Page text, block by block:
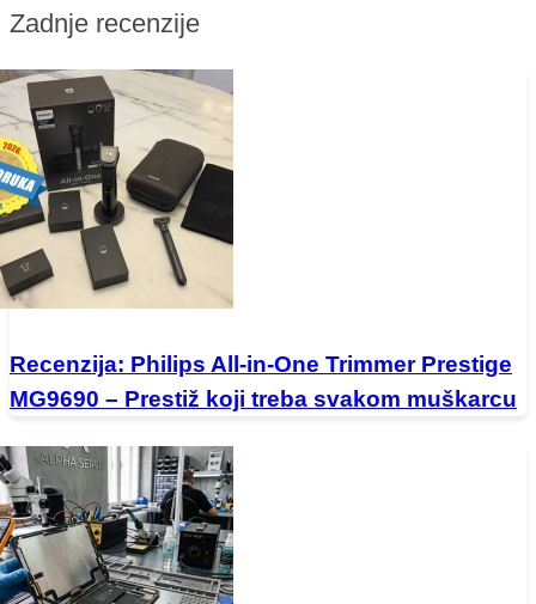
Zadnje recenzije
Recenzija: Philips All-in-One Trimmer Prestige
MG9690 – Prestiž koji treba svakom muškarcu